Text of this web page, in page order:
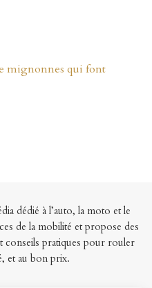
mignonnes qui font
dédié à l’auto, la moto et le
de la mobilité et propose des
conseils pratiques pour rouler
et au bon prix.